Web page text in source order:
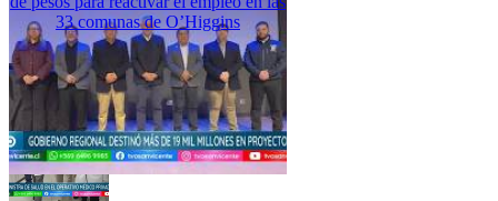
33 comunas de O’Higgins